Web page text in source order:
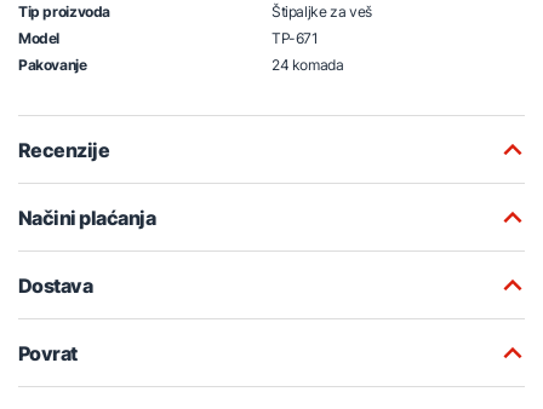
Tip proizvoda
Štipaljke za veš
Model
TP-671
Pakovanje
24 komada
Recenzije
Načini plaćanja
Dostava
Povrat